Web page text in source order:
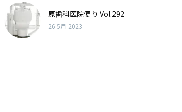
原歯科医院便り Vol.292
26 5月 2023